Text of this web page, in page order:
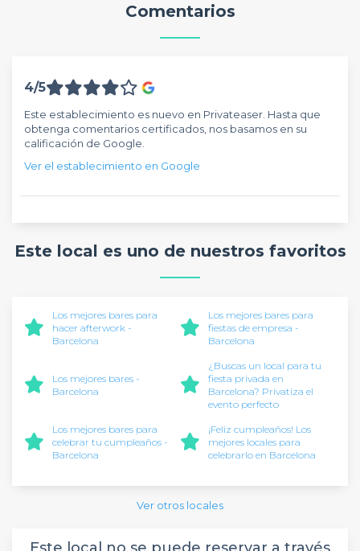
Comentarios
4/5
Este establecimiento es nuevo en Privateaser. Hasta que
obtenga comentarios certificados, nos basamos en su
calificación de Google.
Ver el establecimiento en Google
Este local es uno de nuestros favoritos
Los mejores bares para
hacer afterwork -
Barcelona
Los mejores bares para
fiestas de empresa -
Barcelona
Los mejores bares -
Barcelona
¿Buscas un local para tu
fiesta privada en
Barcelona? Privatiza el
evento perfecto
Los mejores bares para
celebrar tu cumpleaños -
Barcelona
¡Feliz cumpleaños! Los
mejores locales para
celebrarlo en Barcelona
Ver otros locales
Este local no se puede reservar a través